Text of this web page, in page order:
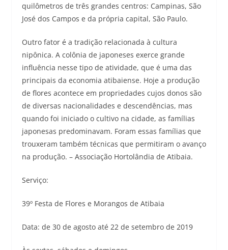
quilômetros de três grandes centros: Campinas, São
José dos Campos e da própria capital, São Paulo.
Outro fator é a tradição relacionada à cultura
nipônica. A colônia de japoneses exerce grande
influência nesse tipo de atividade, que é uma das
principais da economia atibaiense. Hoje a produção
de flores acontece em propriedades cujos donos são
de diversas nacionalidades e descendências, mas
quando foi iniciado o cultivo na cidade, as famílias
japonesas predominavam. Foram essas famílias que
trouxeram também técnicas que permitiram o avanço
na produção. – Associação Hortolândia de Atibaia.
Serviço:
39º Festa de Flores e Morangos de Atibaia
Data: de 30 de agosto até 22 de setembro de 2019